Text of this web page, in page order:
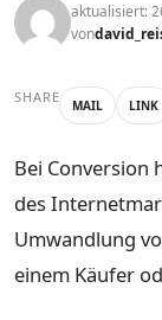
aktualisiert:
von
SHARE MAIL LINK
Bei Conversion
des
Umwandlung
einem Käufer